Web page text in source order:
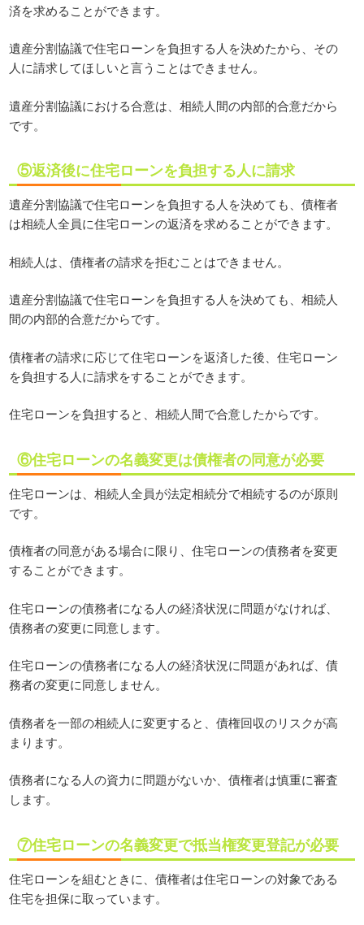
済を求めることができます。
遺産分割協議で住宅ローンを負担する人を決めたから、その
人に請求してほしいと言うことはできません。
遺産分割協議における合意は、相続人間の内部的合意だから
です。
⑤返済後に住宅ローンを負担する人に請求
遺産分割協議で住宅ローンを負担する人を決めても、債権者
は相続人全員に住宅ローンの返済を求めることができます。
相続人は、債権者の請求を拒むことはできません。
遺産分割協議で住宅ローンを負担する人を決めても、相続人
間の内部的合意だからです。
債権者の請求に応じて住宅ローンを返済した後、住宅ローン
を負担する人に請求をすることができます。
住宅ローンを負担すると、相続人間で合意したからです。
⑥住宅ローンの名義変更は債権者の同意が必要
住宅ローンは、相続人全員が法定相続分で相続するのが原則
です。
債権者の同意がある場合に限り、住宅ローンの債務者を変更
することができます。
住宅ローンの債務者になる人の経済状況に問題がなければ、
債務者の変更に同意します。
住宅ローンの債務者になる人の経済状況に問題があれば、債
務者の変更に同意しません。
債務者を一部の相続人に変更すると、債権回収のリスクが高
まります。
債務者になる人の資力に問題がないか、債権者は慎重に審査
します。
⑦住宅ローンの名義変更で抵当権変更登記が必要
住宅ローンを組むときに、債権者は住宅ローンの対象である
住宅を担保に取っています。